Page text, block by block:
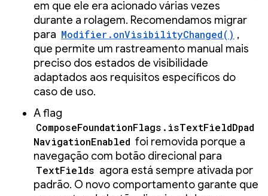
em que ele era acionado várias vezes
durante a rolagem. Recomendamos migrar
para Modifier.onVisibilityChanged() ,
que permite um rastreamento manual mais
preciso dos estados de visibilidade
adaptados aos requisitos específicos do
caso de uso.
A flag
ComposeFoundationFlags.isTextFieldDpad
NavigationEnabled foi removida porque a
navegação com botão direcional para
TextFields agora está sempre ativada por
padrão. O novo comportamento garante que